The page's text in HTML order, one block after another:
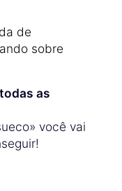
de
sobre
as
você vai